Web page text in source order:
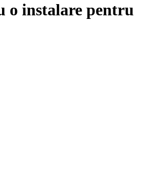
o instalare pentru